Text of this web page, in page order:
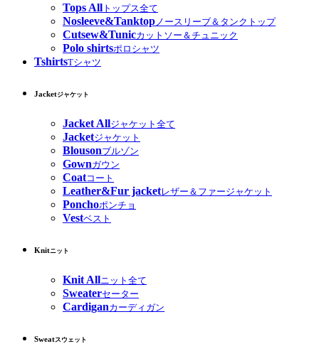
Tops All トップス全て
Nosleeve&Tanktop ノースリーブ＆タンクトップ
Cutsew&Tunicカットソー＆チュニック
Polo shirtsポロシャツ
TshirtsTシャツ
Jacketジャケット
Jacket Allジャケット全て
Jacketジャケット
Blousonブルゾン
Gownガウン
Coatコート
Leather&Fur jacketレザー＆ファージャケット
Ponchoポンチョ
Vestベスト
Knitニット
Knit Allニット全て
Sweaterセーター
Cardiganカーディガン
Sweatスウェット